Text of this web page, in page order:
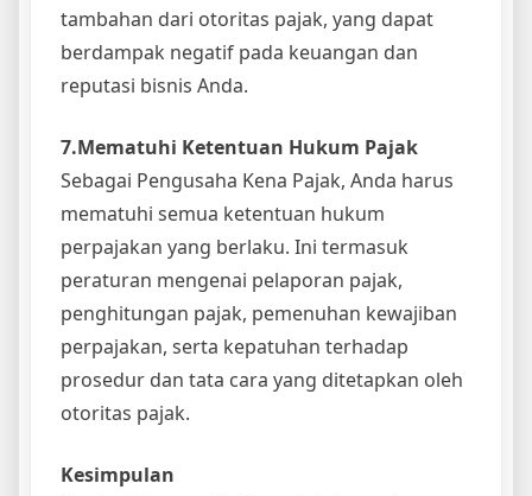
tambahan dari otoritas pajak, yang dapat
berdampak negatif pada keuangan dan
reputasi bisnis Anda.
7.Mematuhi Ketentuan Hukum Pajak
Sebagai Pengusaha Kena Pajak, Anda harus
mematuhi semua ketentuan hukum
perpajakan yang berlaku. Ini termasuk
peraturan mengenai pelaporan pajak,
penghitungan pajak, pemenuhan kewajiban
perpajakan, serta kepatuhan terhadap
prosedur dan tata cara yang ditetapkan oleh
otoritas pajak.
Kesimpulan